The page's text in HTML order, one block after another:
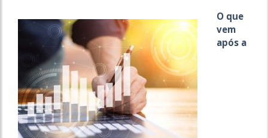
O que
vem
após a